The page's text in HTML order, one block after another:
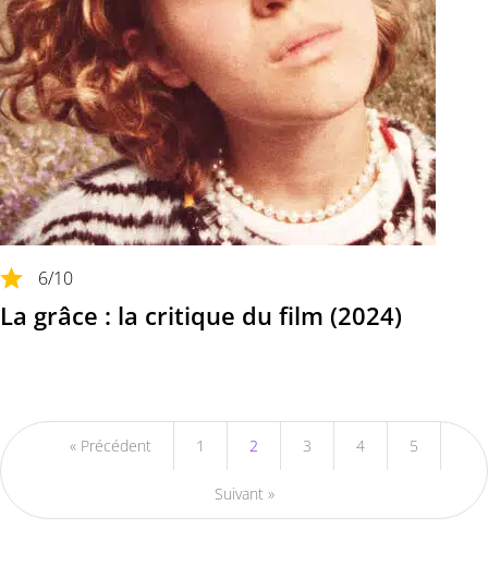
6/10
La grâce : la critique du film (2024)
« Précédent 1 2 3 4 5
Suivant »